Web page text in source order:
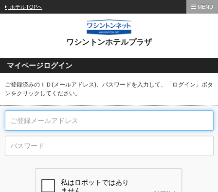
ホテルTOPへ MENU
ワシントンホテルプラザ
マイページログイン
ご登録済みのＩＤ(メールアドレス)、パスワードを入力して、「ログイン」ボタ
ンをクリックしてください。